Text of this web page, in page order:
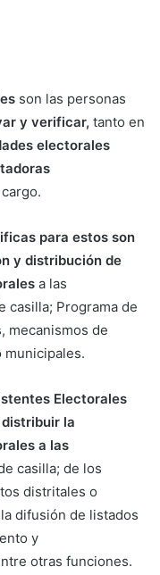
son las personas
y verificar, tanto en
electorales
para estos son
y distribución de
a las
casilla; Programa de
mecanismos de
Electorales
la
a las
casilla; de los
distritales o
difusión de listados
y
otras funciones.